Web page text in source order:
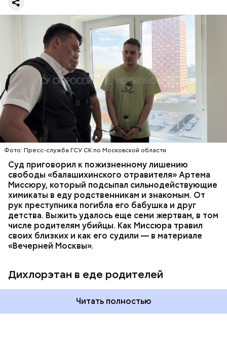
Фото: Пресс-служба ГСУ СК по Московской области
Суд приговорил к пожизненному лишению
свободы «балашихинского отравителя» Артема
Миссюру, который подсыпал сильнодействующие
химикаты в еду родственникам и знакомым. От
рук преступника погибла его бабушка и друг
детства. Выжить удалось еще семи жертвам, в том
числе родителям убийцы. Как Миссюра травил
своих близких и как его судили — в материале
«Вечерней Москвы».
Дихлорэтан в еде родителей
Все началось в июне, когда двое супругов
обратились в местную больницу с жалобами на
плохое самочувствие. Врачи не смогли поставить
им точный диагноз, после чего анализы
потерпевших направили на экспертизу. В них
специалисты обнаружили сильнодействующий
химикат дихлорэтан, который не мог попасть в
организм супругов случайно. То же самое вещество
нашли в еде, изъятой из квартиры пострадавших.
Видео: пресс-служба ГСУ СК по Московской области
Читать полностью
ОТРАВЛЕНИЯ БАЛАШИХА
РОДИТЕЛИ
СЛЕДСТВЕННЫЙ КОМИТЕТ
ЭКСПЕРТИЗЫ